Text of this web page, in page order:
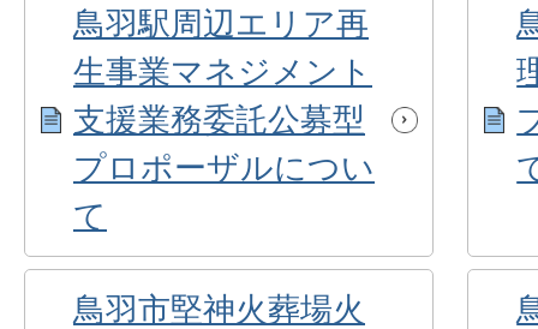
鳥羽駅周辺エリア再
生事業マネジメント
支援業務委託公募型
プロポーザルについ
て
鳥羽市堅神火葬場火